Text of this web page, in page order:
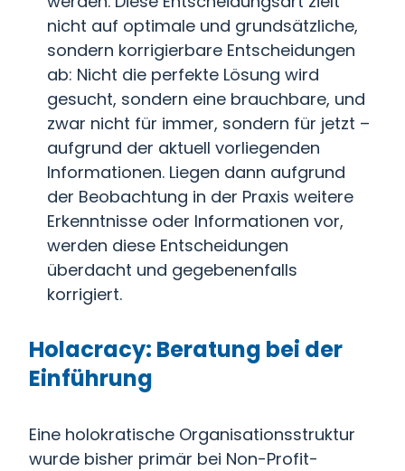
nicht auf optimale und grundsätzliche,
sondern korrigierbare Entscheidungen
ab: Nicht die perfekte Lösung wird
gesucht, sondern eine brauchbare, und
zwar nicht für immer, sondern für jetzt –
aufgrund der aktuell vorliegenden
Informationen. Liegen dann aufgrund
der Beobachtung in der Praxis weitere
Erkenntnisse oder Informationen vor,
werden diese Entscheidungen
überdacht und gegebenenfalls
korrigiert.
Holacracy: Beratung bei der
Einführung
Eine holokratische Organisationsstruktur
wurde bisher primär bei Non-Profit-